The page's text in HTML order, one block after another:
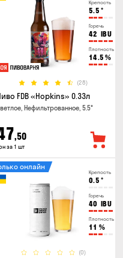
Крепость
5.5 °
Горечь
42 IBU
Плотность
14.5 %
(28)
FDB «Hopkins» 0.33л
Нефильтрованное, 5.5°
,50
за 1 шт
Крепость
0.5 °
Горечь
40 IBU
Плотность
11 %
(0)
онлайн